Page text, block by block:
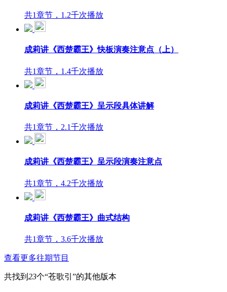
共1章节，1.2千次播放
成莉讲《西楚霸王》快板演奏注意点（上）
共1章节，1.4千次播放
成莉讲《西楚霸王》呈示段具体讲解
共1章节，2.1千次播放
成莉讲《西楚霸王》呈示段演奏注意点
共1章节，4.2千次播放
成莉讲《西楚霸王》曲式结构
共1章节，3.6千次播放
查看更多往期节目
共找到 23个“苍歌引”的其他版本